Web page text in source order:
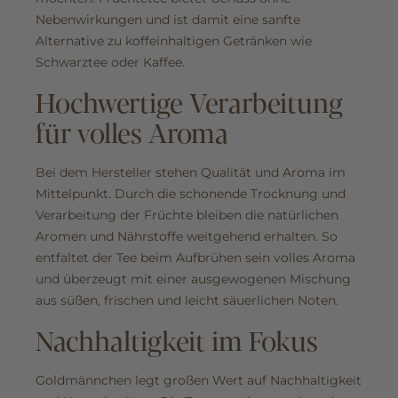
Nebenwirkungen und ist damit eine sanfte
Alternative zu koffeinhaltigen Getränken wie
Schwarztee oder Kaffee.
Hochwertige Verarbeitung
für volles Aroma
Bei dem Hersteller stehen Qualität und Aroma im
Mittelpunkt. Durch die schonende Trocknung und
Verarbeitung der Früchte bleiben die natürlichen
Aromen und Nährstoffe weitgehend erhalten. So
entfaltet der Tee beim Aufbrühen sein volles Aroma
und überzeugt mit einer ausgewogenen Mischung
aus süßen, frischen und leicht säuerlichen Noten.
Nachhaltigkeit im Fokus
Goldmännchen legt großen Wert auf Nachhaltigkeit